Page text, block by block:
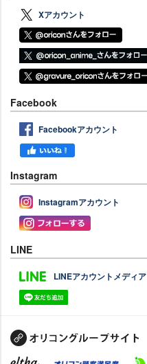
Xアカウント
Facebook
Facebookアカウント
Instagram
Instagramアカウント
LINE
LINEアカウントメディア